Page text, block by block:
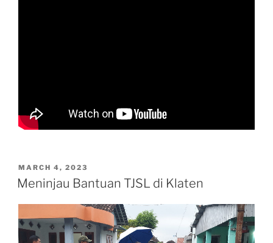
POSTED
ON
MARCH 4, 2023
Meninjau Bantuan TJSL di Klaten